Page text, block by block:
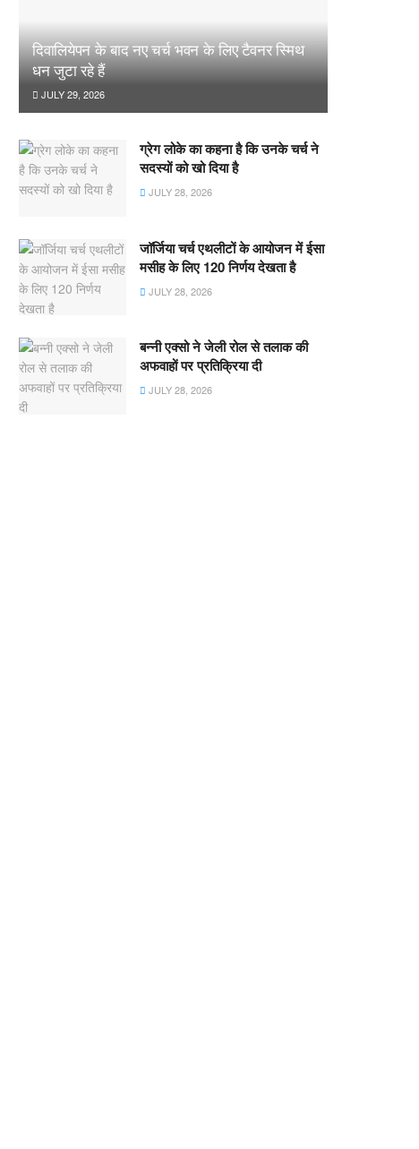
दिवालियेपन के बाद नए चर्च भवन के लिए टैवनर स्मिथ
धन जुटा रहे हैं
JULY 29, 2026
ग्रेग लोके का कहना है कि उनके चर्च ने
सदस्यों को खो दिया है
JULY 28, 2026
जॉर्जिया चर्च एथलीटों के आयोजन में ईसा
मसीह के लिए 120 निर्णय देखता है
JULY 28, 2026
बन्नी एक्सो ने जेली रोल से तलाक की
अफवाहों पर प्रतिक्रिया दी
JULY 28, 2026